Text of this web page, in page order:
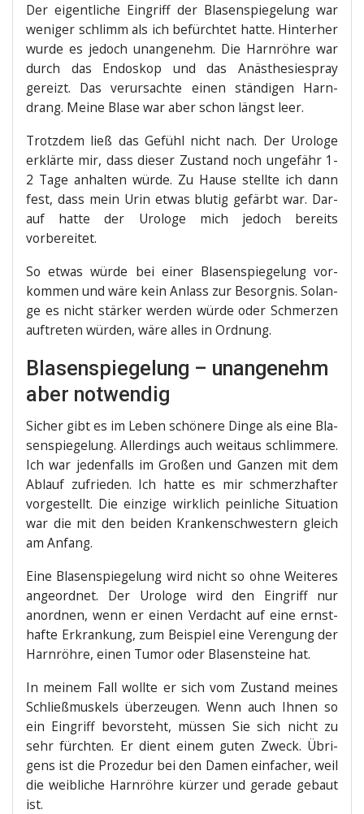
Der eigent­li­che Ein­griff der Bla­sen­spie­ge­lung war
weni­ger schlimm als ich befürch­tet hat­te. Hin­ter­her
wur­de es jedoch unan­ge­nehm. Die Harn­röh­re war
durch das Endo­skop und das Anäs­the­sie­spray
gereizt. Das ver­ur­sach­te einen stän­di­gen Harn­
drang. Mei­ne Bla­se war aber schon längst leer.
Trotz­dem ließ das Gefühl nicht nach. Der Uro­lo­ge
erklär­te mir, dass die­ser Zustand noch unge­fähr 1-
2 Tage anhal­ten wür­de. Zu Hau­se stell­te ich dann
fest, dass mein Urin etwas blu­tig gefärbt war. Dar­
auf hat­te der Uro­lo­ge mich jedoch bereits
vorbereitet.
So etwas wür­de bei einer Bla­sen­spie­ge­lung vor­
kom­men und wäre kein Anlass zur Besorg­nis. Solan­
ge es nicht stär­ker wer­den wür­de oder Schmer­zen
auf­tre­ten wür­den, wäre alles in Ordnung.
Blasenspiegelung – unangenehm
aber notwendig
Sicher gibt es im Leben schö­ne­re Din­ge als eine Bla­
sen­spie­ge­lung. Aller­dings auch weit­aus schlim­me­re.
Ich war jeden­falls im Gro­ßen und Gan­zen mit dem
Ablauf zufrie­den. Ich hat­te es mir schmerz­haf­ter
vor­ge­stellt. Die ein­zi­ge wirk­lich pein­li­che Situa­ti­on
war die mit den bei­den Kran­ken­schwes­tern gleich
am Anfang.
Eine Bla­sen­spie­ge­lung wird nicht so ohne Wei­te­res
ange­ord­net. Der Uro­lo­ge wird den Ein­griff nur
anord­nen, wenn er einen Ver­dacht auf eine ernst­
haf­te Erkran­kung, zum Bei­spiel eine Ver­en­gung der
Harn­röh­re, einen Tumor oder Bla­sen­stei­ne hat.
In mei­nem Fall woll­te er sich vom Zustand mei­nes
Schließ­mus­kels über­zeu­gen. Wenn auch Ihnen so
ein Ein­griff bevor­steht, müs­sen Sie sich nicht zu
sehr fürch­ten. Er dient einem guten Zweck. Übri­
gens ist die Pro­ze­dur bei den Damen ein­fa­cher, weil
die weib­li­che Harn­röh­re kür­zer und gera­de gebaut
ist.